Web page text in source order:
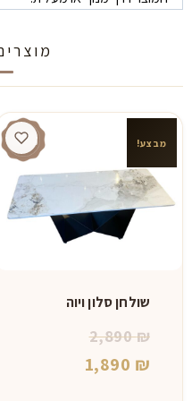
מבצע!
שולחן סלון ויוה
2,890₪
המחיר
המקורי1,890 ₪